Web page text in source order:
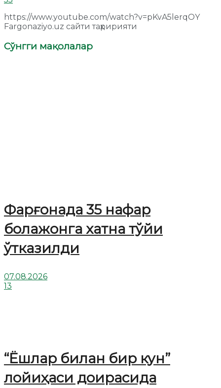
https://www.youtube.com/watch?v=pKvA5lerqOY
Fargonaziyo.uz сайти таҳририяти
Сўнгги мақолалар
Фарғонада 35 нафар
болажонга хатна тўйи
ўтказилди
07.08.2026
13
“Ёшлар билан бир кун”
лойиҳаси доирасида